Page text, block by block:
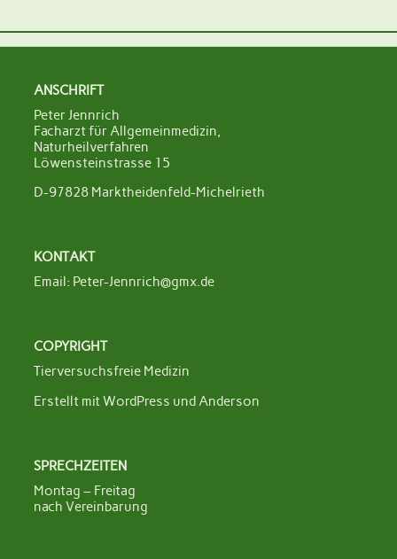
ANSCHRIFT
Peter Jennrich
Facharzt für Allgemeinmedizin,
Naturheilverfahren
Löwensteinstrasse 15
D-97828 Marktheidenfeld-Michelrieth
KONTAKT
Email: Peter-Jennrich@gmx.de
COPYRIGHT
Tierversuchsfreie Medizin
Erstellt mitWordPress undAnderson
SPRECHZEITEN
Montag – Freitag
nach Vereinbarung